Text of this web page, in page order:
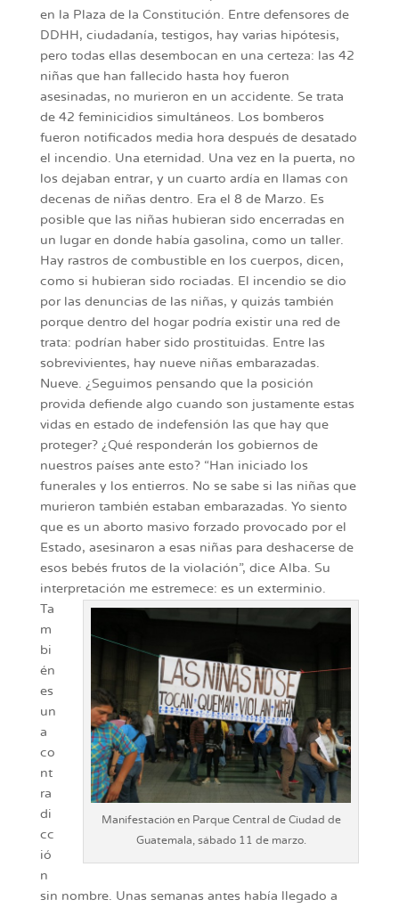
en la Plaza de la Constitución. Entre defensores de
DDHH, ciudadanía, testigos, hay varias hipótesis,
pero todas ellas desembocan en una certeza: las 42
niñas que han fallecido hasta hoy fueron
asesinadas, no murieron en un accidente. Se trata
de 42 feminicidios simultáneos. Los bomberos
fueron notificados media hora después de desatado
el incendio. Una eternidad. Una vez en la puerta, no
los dejaban entrar, y un cuarto ardía en llamas con
decenas de niñas dentro. Era el 8 de Marzo. Es
posible que las niñas hubieran sido encerradas en
un lugar en donde había gasolina, como un taller.
Hay rastros de combustible en los cuerpos, dicen,
como si hubieran sido rociadas. El incendio se dio
por las denuncias de las niñas, y quizás también
porque dentro del hogar podría existir una red de
trata: podrían haber sido prostituidas. Entre las
sobrevivientes, hay nueve niñas embarazadas.
Nueve. ¿Seguimos pensando que la posición
provida defiende algo cuando son justamente estas
vidas en estado de indefensión las que hay que
proteger? ¿Qué responderán los gobiernos de
nuestros países ante esto? “Han iniciado los
funerales y los entierros. No se sabe si las niñas que
murieron también estaban embarazadas. Yo siento
que es un aborto masivo forzado provocado por el
Estado, asesinaron a esas niñas para deshacerse de
esos bebés frutos de la violación”, dice Alba. Su
interpretación me estremece: es un exterminio.
Manifestación en Parque Central de Ciudad de
Guatemala, sábado 11 de marzo.
Ta
m
bi
én
es
un
a
co
nt
ra
di
cc
ió
n
sin nombre. Unas semanas antes había llegado a